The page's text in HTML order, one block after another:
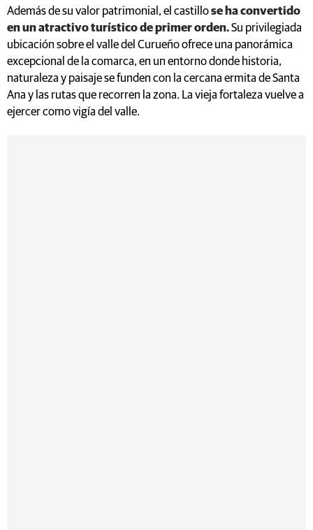
Además de su valor patrimonial, el castillose ha convertido
en un atractivo turístico de primer orden.Su privilegiada
ubicación sobre el valle del Curueño ofrece una panorámica
excepcional de la comarca, en un entorno donde historia,
naturaleza y paisaje se funden con la cercana ermita de Santa
Ana y las rutas que recorren la zona. La vieja fortaleza vuelve a
ejercer como vigía del valle.